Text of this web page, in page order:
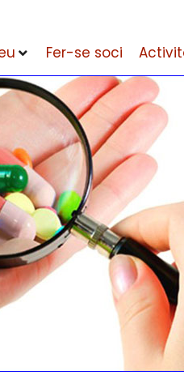
Fer-se soci